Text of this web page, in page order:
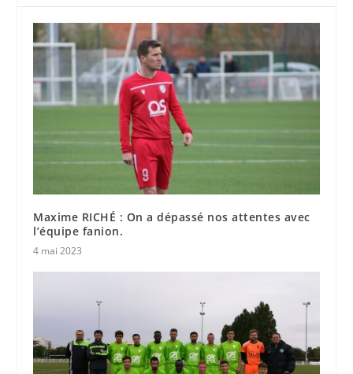
Maxime RICHÉ : On a dépassé nos attentes avec
l’équipe fanion.
4 mai 2023